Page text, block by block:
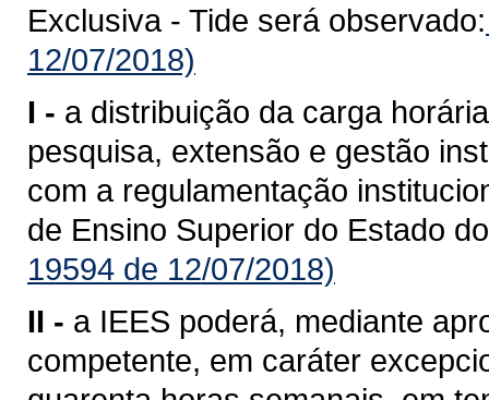
Exclusiva - Tide será observado:
12/07/2018)
I - a distribuição da carga
pesquisa, extensão e gestão
com a regulamentação
de Ensino Superior do Estado
19594 de 12/07/2018)
II - a IEES poderá, mediante
competente, em caráter